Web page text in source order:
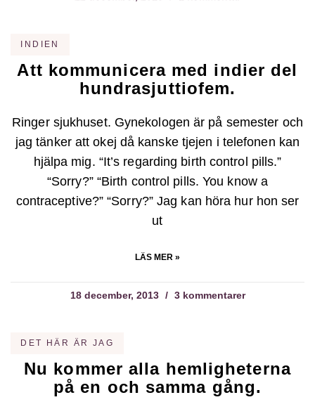
INDIEN
Att kommunicera med indier del
hundrasjuttiofem.
Ringer sjukhuset. Gynekologen är på semester och
jag tänker att okej då kanske tjejen i telefonen kan
hjälpa mig. “It’s regarding birth control pills.”
“Sorry?” “Birth control pills. You know a
contraceptive?” “Sorry?” Jag kan höra hur hon ser
ut
LÄS MER »
18 december, 2013 3 kommentarer
DET HÄR ÄR JAG
Nu kommer alla hemligheterna
på en och samma gång.